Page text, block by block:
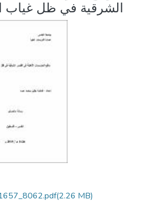
الشرقية في ظل غياب
(2.26 MB)